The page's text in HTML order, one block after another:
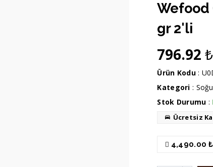
Wefood
gr 2'li
796.92₺
Ürün Kodu:
Kategori :
Stok Durumu :
Ücretsiz
4,490.00 ₺